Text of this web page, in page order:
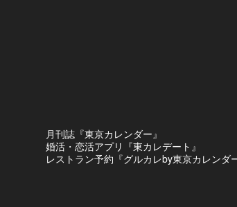
月刊誌『東京カレンダー』
婚活・恋活アプリ『東カレデート』
レストラン予約『グルカレby東京カレンダ